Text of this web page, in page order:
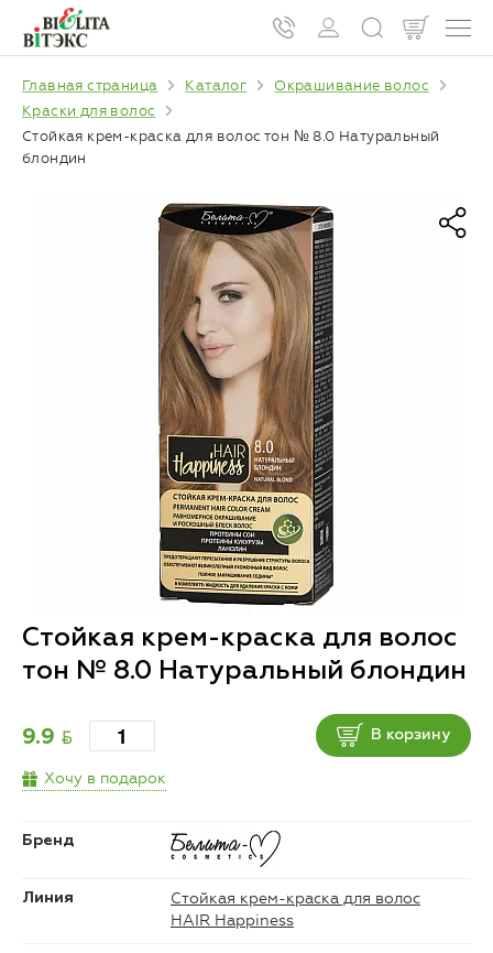
Главная страница Каталог
Окрашивание волос
Краски для волос
Стойкая крем-краска для волос тон № 8.0 Натуральный
блондин
Стойкая крем-краска для волос
тон № 8.0 Натуральный блондин
9.9 BYN В корзину
Хочу в подарок
Бренд
Линия
Стойкая крем-краска для волос
HAIR Happiness